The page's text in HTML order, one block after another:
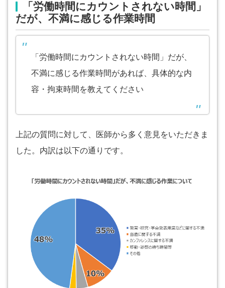
「労働時間にカウントされない時間」
だが、不満に感じる作業時間
「労働時間にカウントされない時間」だが、
不満に感じる作業時間があれば、具体的な内
容・拘束時間を教えてください
上記の質問に対して、医師から多く意見をいただきま
した。内訳は以下の通りです。